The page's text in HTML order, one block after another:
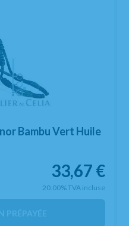
Bambu Vert Huile
33,67 €
20.00%TVA incluse
PRÉPAYÉE